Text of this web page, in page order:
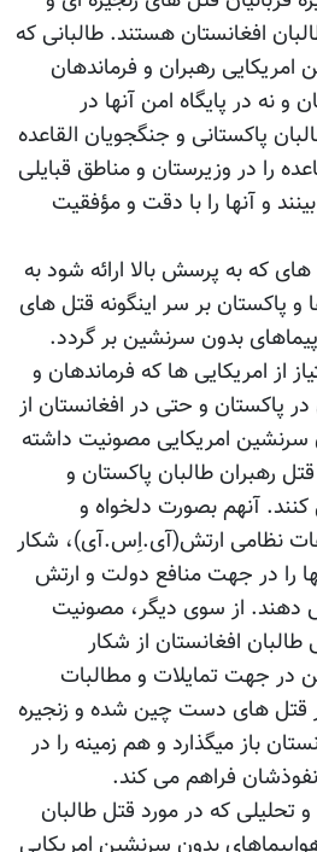
افغانستان هستند. طالبانی که
رهبران و فرماندهان
و نه در پایگاه امن آنها در
پاکستانی و جنگجویان القاعده
را در وزیرستان و مناطق قبایلی
و آنها را با دقت و مؤفقیت
که به پرسش بالا ارائه شود به
و پاکستان بر سر اینگونه قتل های
بدون سرنشین بر گردد.
از امریکایی ها که فرماندهان و
در پاکستان و حتی در افغانستان از
سرنشین امریکایی مصونیت داشته
رهبران طالبان پاکستان و
کنند. آنهم بصورت دلخواه و
نظامی ارتش(آی.اِس.آی)، شکار
را در جهت منافع دولت و ارتش
از سوی دیگر، مصونیت
افغانستان از شکار
در جهت تمایلات و مطالبات
قتل های دست چین شده و زنجیره
باز میگذارد و هم زمینه را در
فراهم می کند.
تحلیلی که در مورد قتل طالبان
بدون سرنشین امریکایی